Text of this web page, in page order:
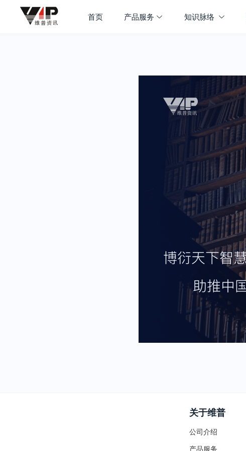
首页 产品服务 知识脉络
关于维普
公司介绍
产品服务